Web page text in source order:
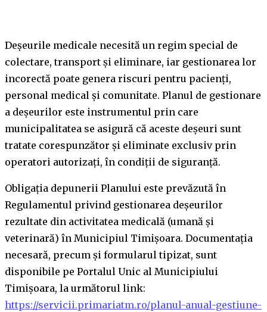
Deșeurile medicale necesită un regim special de
colectare, transport și eliminare, iar gestionarea lor
incorectă poate genera riscuri pentru pacienți,
personal medical și comunitate. Planul de gestionare
a deșeurilor este instrumentul prin care
municipalitatea se asigură că aceste deșeuri sunt
tratate corespunzător și eliminate exclusiv prin
operatori autorizați, în condiții de siguranță.
Obligația depunerii Planului este prevăzută în
Regulamentul privind gestionarea deșeurilor
rezultate din activitatea medicală (umană și
veterinară) în Municipiul Timișoara. Documentația
necesară, precum și formularul tipizat, sunt
disponibile pe Portalul Unic al Municipiului
Timișoara, la următorul link:
https://servicii.primariatm.ro/planul-anual-gestiune-